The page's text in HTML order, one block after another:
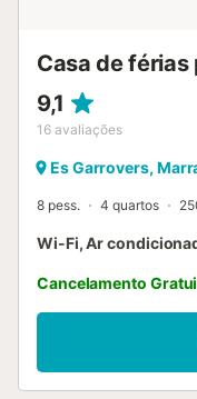
Casa de férias
9,1
16 avaliações
Es Garrovers,
8 pess. 4 quartos
Wi-Fi, Ar
Cancelamento